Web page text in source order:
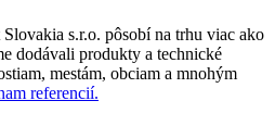
s.r.o. pôsobí na trhu viac ako
dodávali produkty a technické
mestám, obciam a mnohým
referencií.